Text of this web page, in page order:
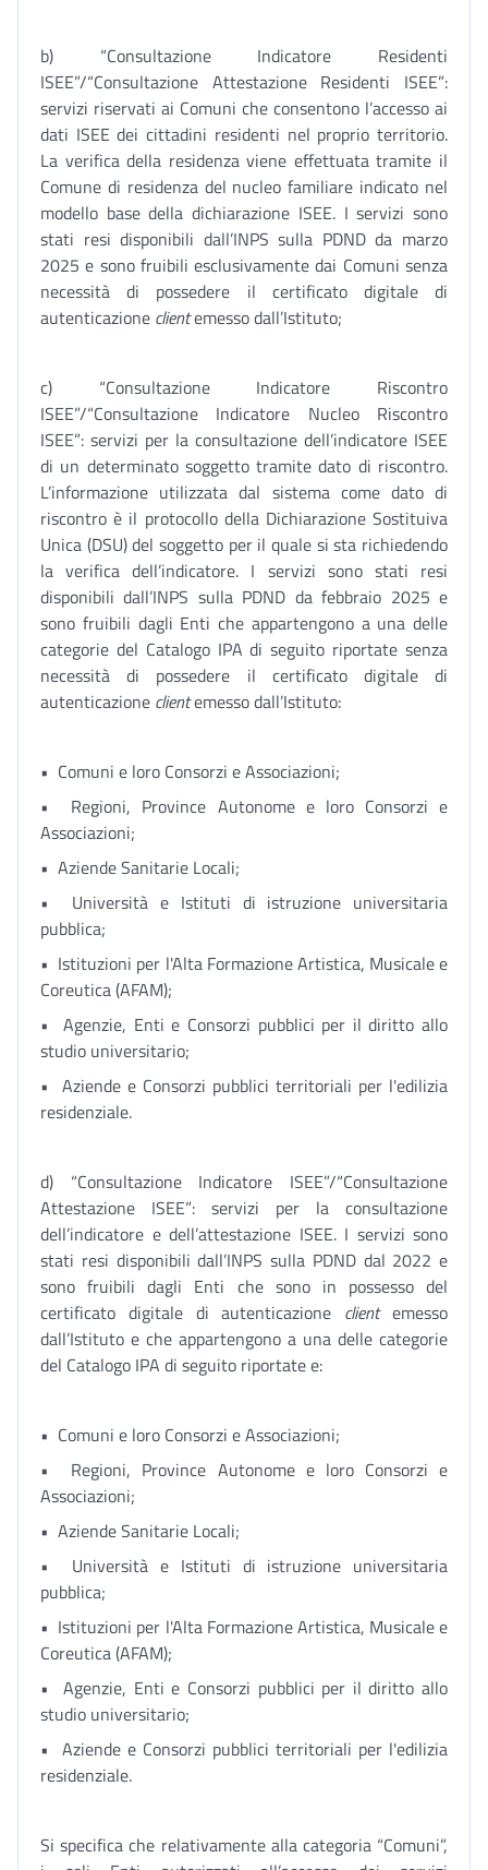
b) “Consultazione Indicatore Residenti
ISEE”/“Consultazione Attestazione Residenti ISEE”:
servizi riservati ai Comuni che consentono l’accesso ai
dati ISEE dei cittadini residenti nel proprio territorio.
La verifica della residenza viene effettuata tramite il
Comune di residenza del nucleo familiare indicato nel
modello base della dichiarazione ISEE. I servizi sono
stati resi disponibili dall’INPS sulla PDND da marzo
2025 e sono fruibili esclusivamente dai Comuni senza
necessità di possedere il certificato digitale di
autenticazione clientemesso dall’Istituto;
c) “Consultazione Indicatore Riscontro
ISEE”/“Consultazione Indicatore Nucleo Riscontro
ISEE”: servizi per la consultazione dell’indicatore ISEE
di un determinato soggetto tramite dato di riscontro.
L’informazione utilizzata dal sistema come dato di
riscontro è il protocollo della Dichiarazione Sostituiva
Unica (DSU) del soggetto per il quale si sta richiedendo
la verifica dell’indicatore. I servizi sono stati resi
disponibili dall’INPS sulla PDND da febbraio 2025 e
sono fruibili dagli Enti che appartengono a una delle
categorie del Catalogo IPA di seguito riportate senza
necessità di possedere il certificato digitale di
autenticazione clientemesso dall’Istituto:
• Comuni e loro Consorzi e Associazioni;
• Regioni, Province Autonome e loro Consorzi e
Associazioni;
• Aziende Sanitarie Locali;
• Università e Istituti di istruzione universitaria
pubblica;
• Istituzioni per l'Alta Formazione Artistica, Musicale e
Coreutica (AFAM);
• Agenzie, Enti e Consorzi pubblici per il diritto allo
studio universitario;
• Aziende e Consorzi pubblici territoriali per l'edilizia
residenziale.
d) “Consultazione Indicatore ISEE”/“Consultazione
Attestazione ISEE”: servizi per la consultazione
dell’indicatore e dell’attestazione ISEE. I servizi sono
stati resi disponibili dall’INPS sulla PDND dal 2022 e
sono fruibili dagli Enti che sono in possesso del
certificato digitale di autenticazione clientemesso
dall’Istituto e che appartengono a una delle categorie
del Catalogo IPA di seguito riportate e:
• Comuni e loro Consorzi e Associazioni;
• Regioni, Province Autonome e loro Consorzi e
Associazioni;
• Aziende Sanitarie Locali;
• Università e Istituti di istruzione universitaria
pubblica;
• Istituzioni per l'Alta Formazione Artistica, Musicale e
Coreutica (AFAM);
• Agenzie, Enti e Consorzi pubblici per il diritto allo
studio universitario;
• Aziende e Consorzi pubblici territoriali per l'edilizia
residenziale.
Si specifica che relativamente alla categoria “Comuni”,